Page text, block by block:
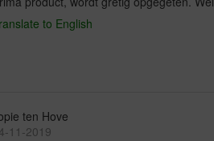
to English
ten Hove
11-2019